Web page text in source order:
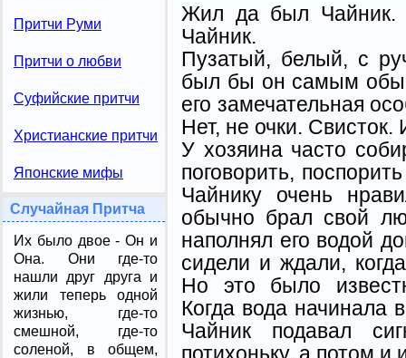
Притчи Руми
Притчи о любви
Суфийские притчи
Христианские притчи
Японские мифы
Случайная Притча
Их было двое - Он и
Она. Они где-то
нашли друг друга и
жили теперь одной
жизнью, где-то
смешной, где-то
соленой, в общем,
Жил да был Чайник.
Чайник.
Пузатый, белый, с
был бы он самым
его замечательная
Нет, не очки.
У хозяина часто
поговорить,
Чайнику очень
обычно брал свой
наполнял его водой
сидели и ждали,
Но это было
Когда вода начинала
Чайник подавал